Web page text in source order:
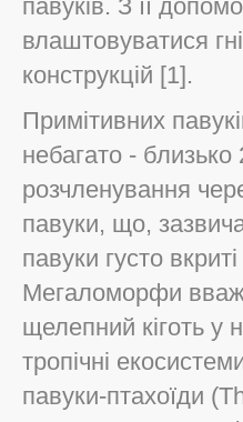
павуків. З її
влаштовуватися
конструкцій [1].
Примітивних
небагато -
розчленування
павуки, що,
павуки густо
Мегаломорфи
щелепний кіготь у
тропічні
павуки-птахоїди